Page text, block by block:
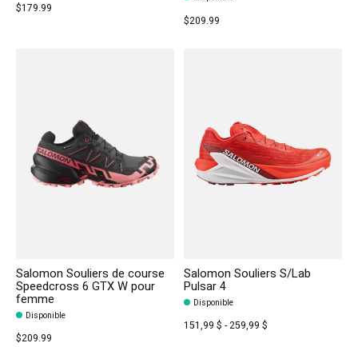
$179.99
$209.99
Salomon Souliers de course
Speedcross 6 GTX W pour
femme
Disponible
$209.99
Salomon Souliers S/Lab
Pulsar 4
Disponible
151,99 $ - 259,99 $